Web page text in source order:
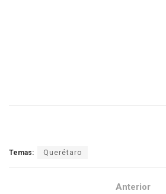
Temas: Querétaro
Anterior